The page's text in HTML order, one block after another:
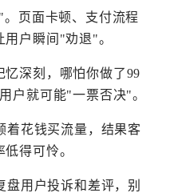
页面卡顿、支付流程
户瞬间"劝退"。
忆深刻，哪怕你做了99
户就可能"一票否决"。
花钱买流量，结果客
得可怜。
用户投诉和差评，别